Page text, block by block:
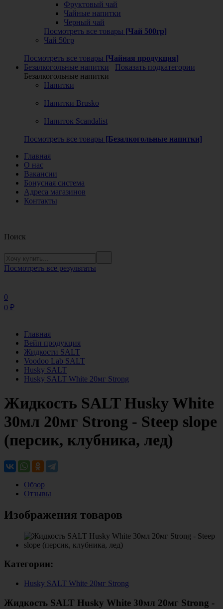
Фруктовый чай
Чайные напитки
Черный чай
Посмотреть все товары [Чай 500гр]
Чай 50гр
Посмотреть все товары [Чайная продукция]
Безалкогольные напитки
Показать подкатегории
Безалкогольные напитки
Напитки
Напитки Brusko
Напиток Scandalist
Посмотреть все товары [Безалкогольные напитки]
Главная
О нас
Вакансии
Бонусная система
Адреса магазинов
Контакты
Поиск
Посмотреть все результаты
0
0 ₽
Главная
Вейп продукция
Жидкости SALT
Voodoo Lab SALT
Husky SALT
Husky SALT White 20мг Strong
Жидкость SALT Husky White
30мл 20мг Strong - Steep slope
(персик, клубника, лед)
Обзор
Отзывы
Изображения товаров
Категории:
Husky SALT White 20мг Strong
Жидкость SALT Husky White 30мл 20мг Strong -